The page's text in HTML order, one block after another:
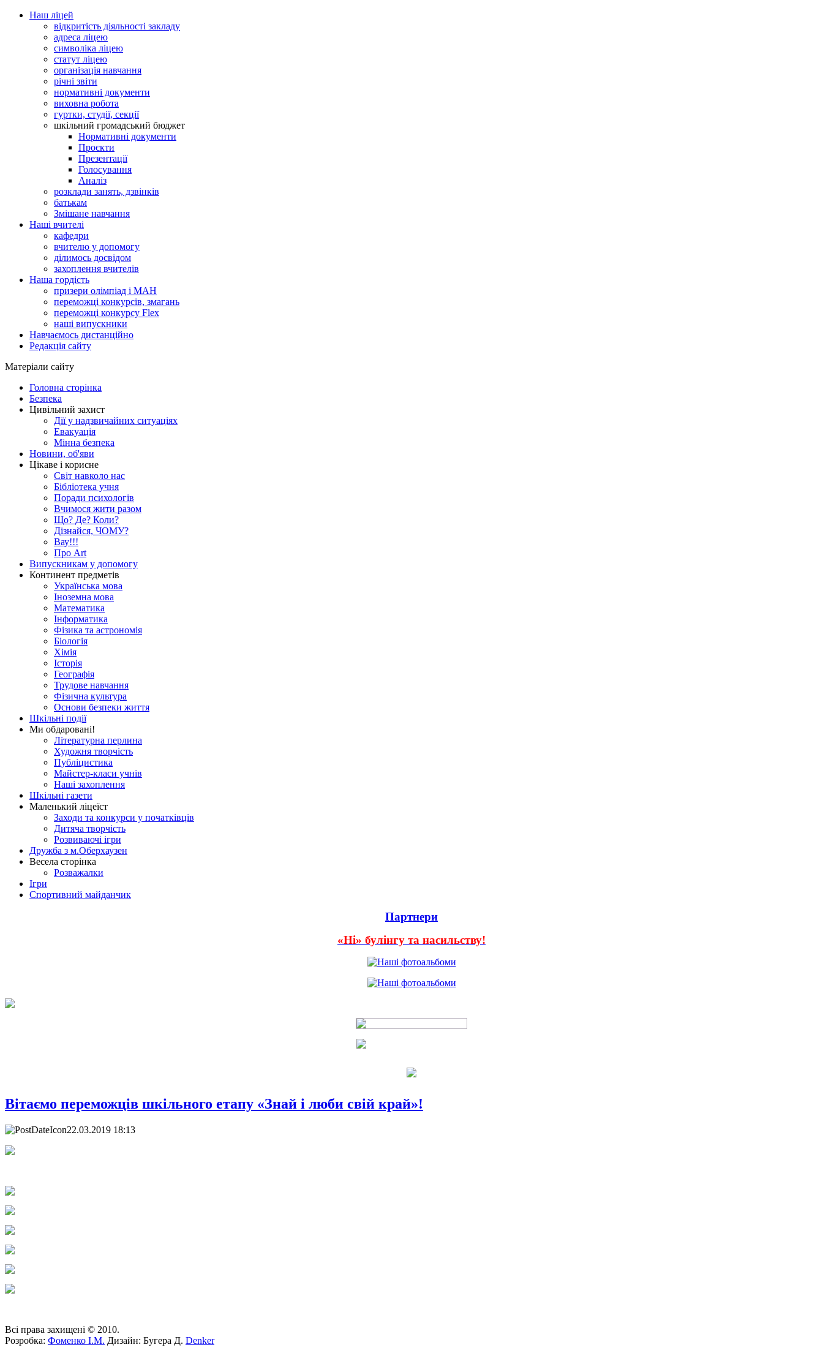
Наш ліцей
відкритість діяльності закладу
адреса ліцею
символіка ліцею
статут ліцею
організація навчання
річні звіти
нормативні документи
виховна робота
гуртки, студії, секції
шкільний громадський бюджет
Нормативні документи
Проєкти
Презентації
Голосування
Аналіз
розклади занять, дзвінків
батькам
Змішане навчання
Наші вчителі
кафедри
вчителю у допомогу
ділимось досвідом
захоплення вчителів
Наша гордість
призери олімпіад і МАН
переможці конкурсів, змагань
переможці конкурсу Flex
наші випускники
Навчаємось дистанційно
Редакція сайту
Матеріали сайту
Головна сторінка
Безпека
Цивільний захист
Дії у надзвичайних ситуаціях
Евакуація
Мінна безпека
Новини, об'яви
Цікаве і корисне
Світ навколо нас
Бібліотека учня
Поради психологів
Вчимося жити разом
Що? Де? Коли?
Дізнайся, ЧОМУ?
Вау!!!
Про Art
Випускникам у допомогу
Континент предметів
Українська мова
Іноземна мова
Математика
Інформатика
Фізика та астрономія
Біологія
Хімія
Історія
Географія
Трудове навчання
Фізична культура
Основи безпеки життя
Шкільні події
Ми обдаровані!
Літературна перлина
Художня творчість
Публіцистика
Майстер-класи учнів
Наші захоплення
Шкільні газети
Маленький ліцеїст
Заходи та конкурси у початківців
Дитяча творчість
Розвиваючі ігри
Дружба з м.Оберхаузен
Весела сторінка
Розважалки
Ігри
Спортивний майданчик
Партнери
«Ні» булінгу та насильству!
Вітаємо переможців шкільного етапу «Знай і люби свій край»!
22.03.2019 18:13
Всі права захищені © 2010.
Розробка: Фоменко І.М. Дизайн: Бугера Д. Denker